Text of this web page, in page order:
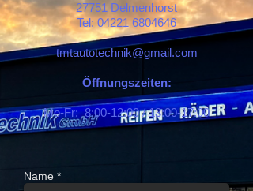
27751 Delmenhorst
Tel: 04221 6804646
tmtautotechnik@gmail.com
Öffnungszeiten:
Mo-Fr: 8:00-12:00 / 13:00-17:00
Name *